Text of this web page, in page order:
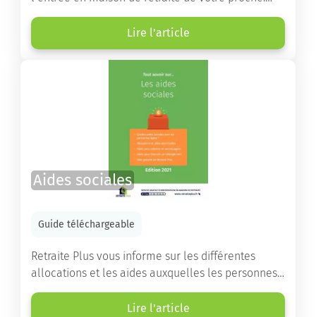
Vous y trouverez un panorama des différents types
d’établissements ainsi que des conseils pratiques
destinés à orienter les familles et à leur faciliter
Lire l'article
Aides sociales
Guide téléchargeable
Retraite Plus vous informe sur les différentes
allocations et les aides auxquelles les personnes
âgées ont droit pour financer un séjour en maison
de retraite ou un maintien à domicile.
Lire l'article